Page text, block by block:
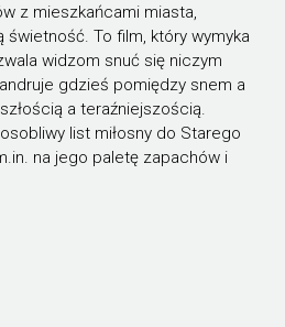
z mieszkańcami miasta,
To film, który wymyka
widzom snuć się niczym
gdzieś pomiędzy snem a
a teraźniejszością.
list miłosny do Starego
na jego paletę zapachów i